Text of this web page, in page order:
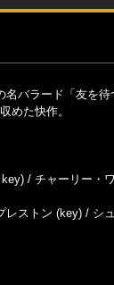
バラード「友を待
めた快作。
/ チャーリー・
レストン (key) / シ